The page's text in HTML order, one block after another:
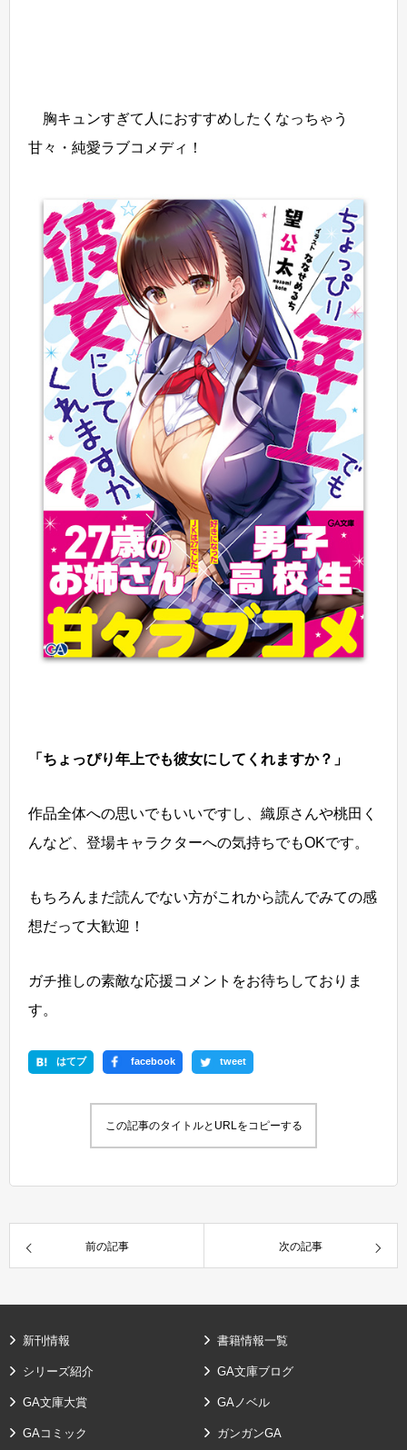
胸キュンすぎて人におすすめしたくなっちゃう
甘々・純愛ラブコメディ！
「ちょっぴり年上でも彼女にしてくれますか？」
作品全体への思いでもいいですし、織原さんや桃田く
んなど、登場キャラクターへの気持ちでもOKです。
もちろんまだ読んでない方がこれから読んでみての感
想だって大歓迎！
ガチ推しの素敵な応援コメントをお待ちしておりま
す。
はてブ facebook tweet
この記事のタイトルとURLをコピーする
前の記事 次の記事
新刊情報 書籍情報一覧
シリーズ紹介 GA文庫ブログ
GA文庫大賞 GAノベル
GAコミック ガンガンGA